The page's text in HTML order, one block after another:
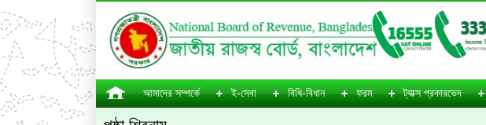
আমাদের সম্পর্কে ই-সেবা বিধি-বিধান ফরম ট্যাক্স প্রকারভেদ